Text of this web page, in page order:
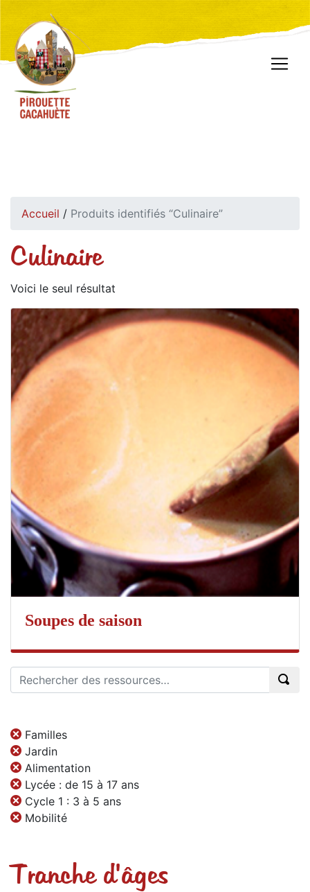
Accueil / Produits identifiés “Culinaire”
Culinaire
Voici le seul résultat
Soupes de saison
Familles
Jardin
Alimentation
Lycée : de 15 à 17 ans
Cycle 1 : 3 à 5 ans
Mobilité
Tranche d'âges